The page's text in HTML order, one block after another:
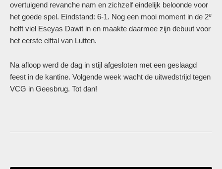
overtuigend revanche nam en zichzelf eindelijk beloonde voor
het goede spel. Eindstand: 6-1. Nog een mooi moment in de 2e
helft viel Eseyas Dawit in en maakte daarmee zijn debuut voor
het eerste elftal van Lutten.
Na afloop werd de dag in stijl afgesloten met een geslaagd
feest in de kantine. Volgende week wacht de uitwedstrijd tegen
VCG in Geesbrug. Tot dan!